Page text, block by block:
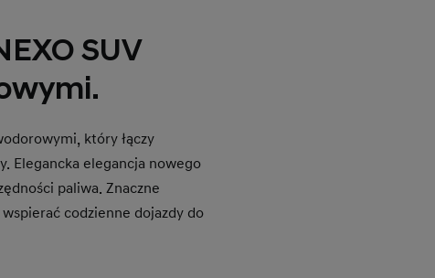
SUV
który łączy
Elegancka elegancja nowego
paliwa. Znaczne
codzienne dojazdy do